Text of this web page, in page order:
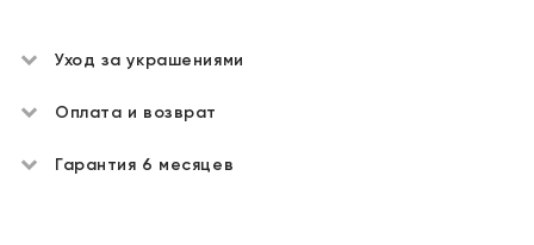
Уход за украшениями
Оплата и возврат
Гарантия 6 месяцев